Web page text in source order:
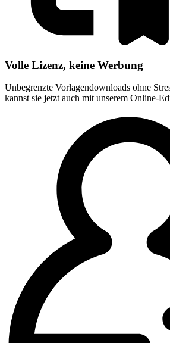
Volle Lizenz, keine Werbung
Unbegrenzte Vorlagendownloads ohne
kannst sie jetzt auch mit unserem Online-